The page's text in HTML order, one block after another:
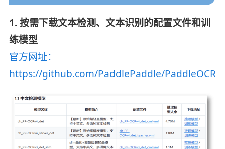
1. 按需下载文本检测、文本识别的配置文件和训
练模型
官方网址：
https://github.com/PaddlePaddle/